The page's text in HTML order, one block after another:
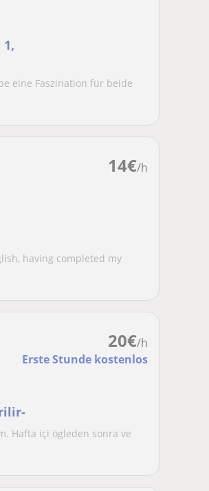
eine Faszination für beide
14€/h
having completed my
20€/h
Erste Stunde kostenlos
Hafta içi ögleden sonra ve